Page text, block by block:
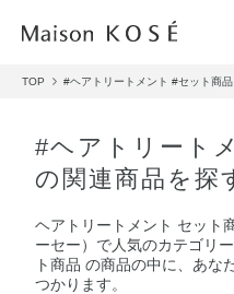
TOP #ヘアトリートメント #セット商品
#ヘアトリート
の関連商品を探
ヘアトリートメント セット
ーセー）で人気のカテゴリ
ト商品 の商品の中に、あな
つかります。